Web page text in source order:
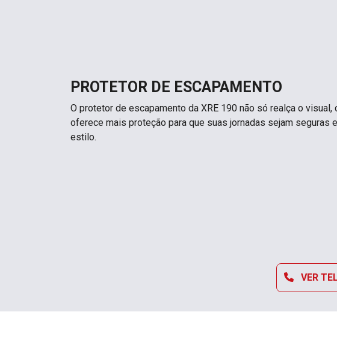
PROTETOR DE ESCAPAMENTO
O protetor de escapamento da XRE 190 não só realça o visual,
oferece mais proteção para que suas jornadas sejam seguras
estilo.
VER